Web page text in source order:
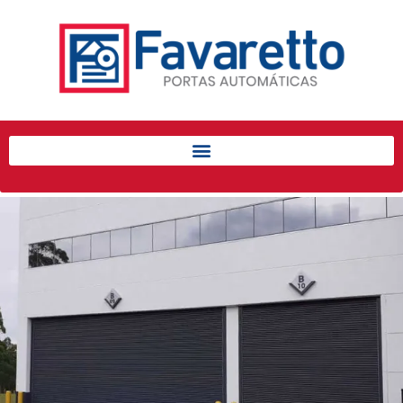
Início
Produtos
Porta de Enrolar Automática
Automatizadores
Acessórios Para Portas de
Enrolar
Pintura eletrostática
Portfólio
Contato